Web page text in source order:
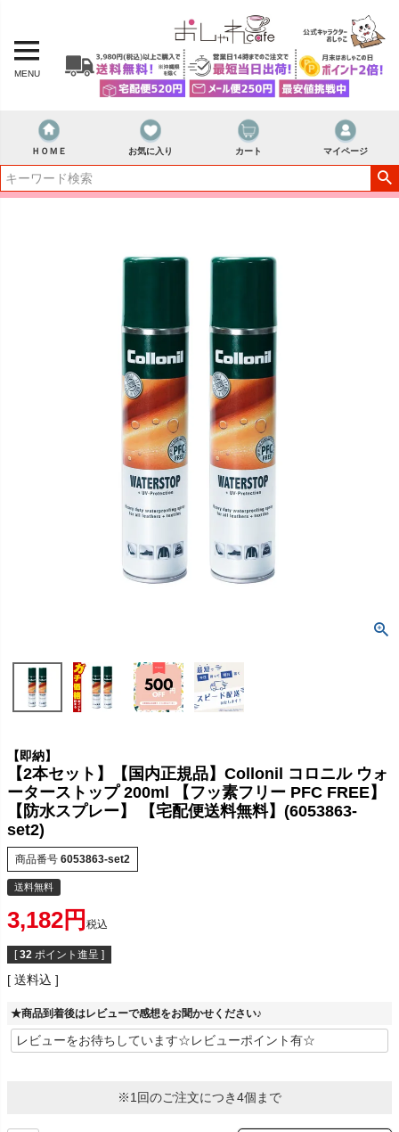
MENU
ＨＯＭＥ お気に入り カート マイページ
【即納】
【2本セット】【国内正規品】Collonil コロニル ウォ
ーターストップ 200ml 【フッ素フリー PFC FREE】
【防水スプレー】 【宅配便送料無料】(6053863-
set2)
商品番号 6053863-set2
送料無料
3,182 税込
[ 32 ポイント進呈 ]
送料込
★商品到着後はレビューで感想をお聞かせください♪
※1回のご注文につき4個まで